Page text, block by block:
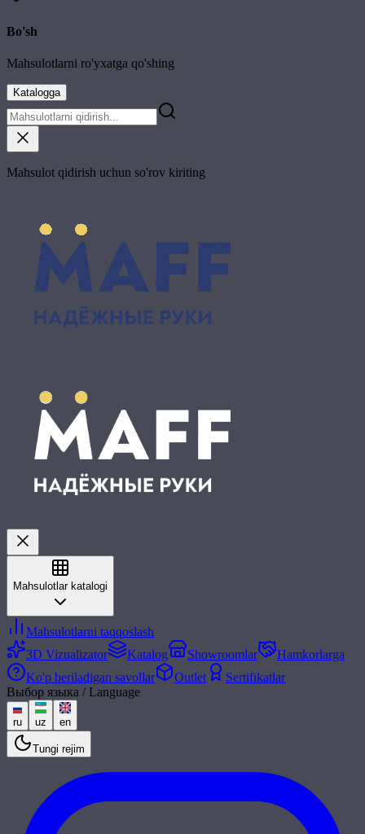
Bo'sh
Mahsulotlarni ro'yxatga qo'shing
Katalogga
Mahsulot qidirish uchun so'rov kiriting
Mahsulotlar katalogi
Mahsulotlarni taqqoslash
3D Vizualizator
Katalog Showroomlar
Hamkorlarga
Ko'p beriladigan savollar
Outlet
Sertifikatlar
Выбор языка / Language
ru uz en
Tungi rejim